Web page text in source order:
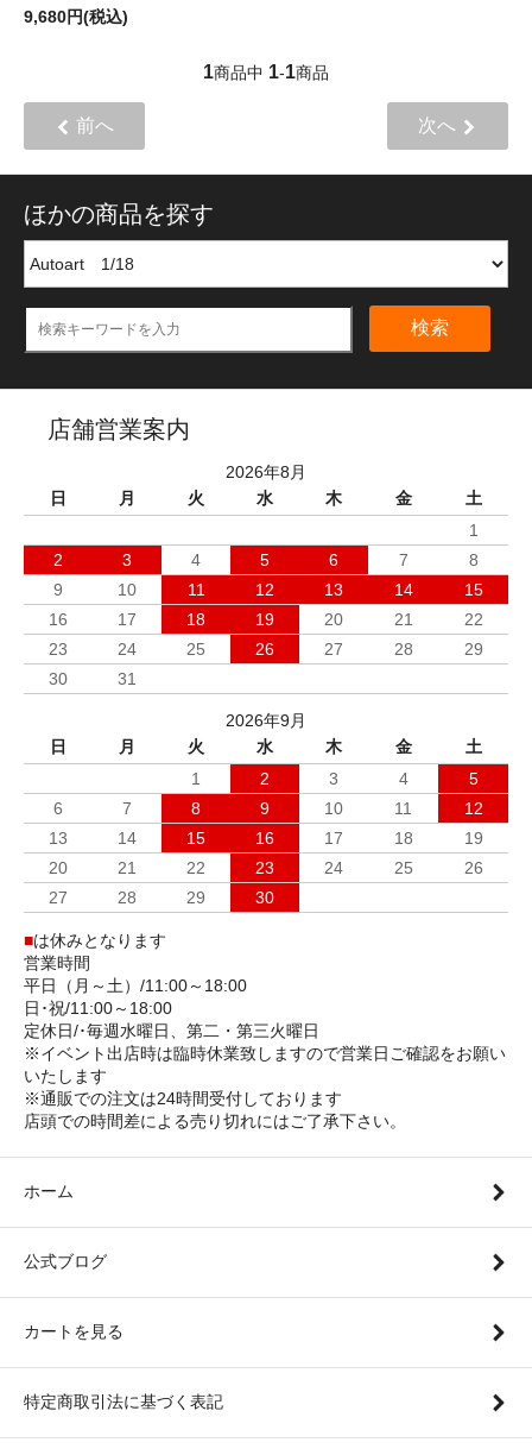
9,680円(税込)
1商品中 1-1商品
前へ 次へ
ほかの商品を探す
検索
店舗営業案内
2026年8月
日
月 火 水 木 金
土
1
2
3 4 5 6 7
8
9
10 11 12 13 14
15
16
17 18 19 20 21
22
23
24 25 26 27 28
29
30
31
2026年9月
日
月 火 水 木 金
土
1
2 3 4
5
6
7 8 9 10 11
12
13
14 15 16 17 18
19
20
21 22 23 24 25
26
27
28 29 30
■は休みとなります
営業時間
平日（月～土）/11:00～18:00
日･祝/11:00～18:00
定休日/･毎週水曜日、第二・第三火曜日
※イベント出店時は臨時休業致しますので営業日ご確認をお願い
いたします
※通販での注文は24時間受付しております
店頭での時間差による売り切れにはご了承下さい。
ホーム
公式ブログ
カートを見る
特定商取引法に基づく表記